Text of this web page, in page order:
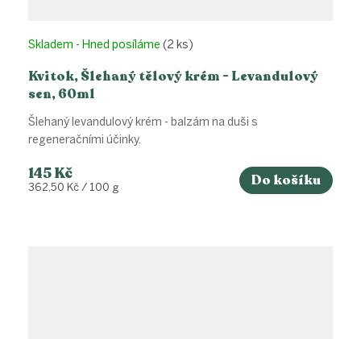
Kvitok, Šlehaný tělový krém - Levandulový
sen, 60ml
Skladem - Hned posíláme (2 ks)
145 Kč
Měrná
362,50 Kč / 100 g Do košíku
Šlehaný levandulový krém - balzám na duši s
regeneračními účinky.